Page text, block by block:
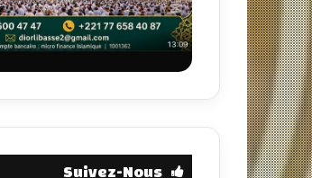
Suivez-Nous